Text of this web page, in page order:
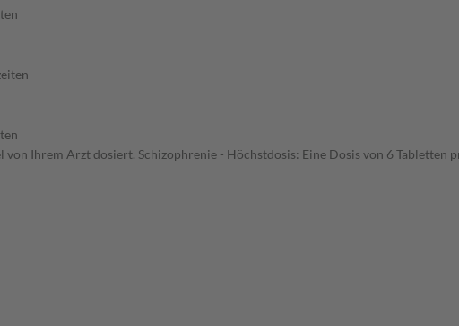
Ihrem Arzt dosiert. Schizophrenie - Höchstdosis: Eine Dosis von 6 Tabletten